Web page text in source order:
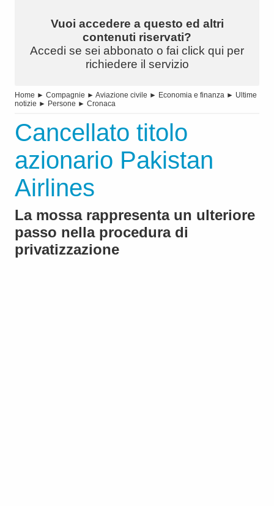
Vuoi accedere a questo ed altri
contenuti riservati?
Accedi se sei abbonato o fai click qui per
richiedere il servizio
Home ► Compagnie ► Aviazione civile ► Economia e finanza ► Ultime
notizie ► Persone ► Cronaca
Cancellato titolo
azionario Pakistan
Airlines
La mossa rappresenta un ulteriore
passo nella procedura di
privatizzazione